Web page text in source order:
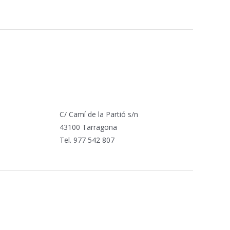
C/ Camí de la Partió s/n
43100 Tarragona
Tel. 977 542 807